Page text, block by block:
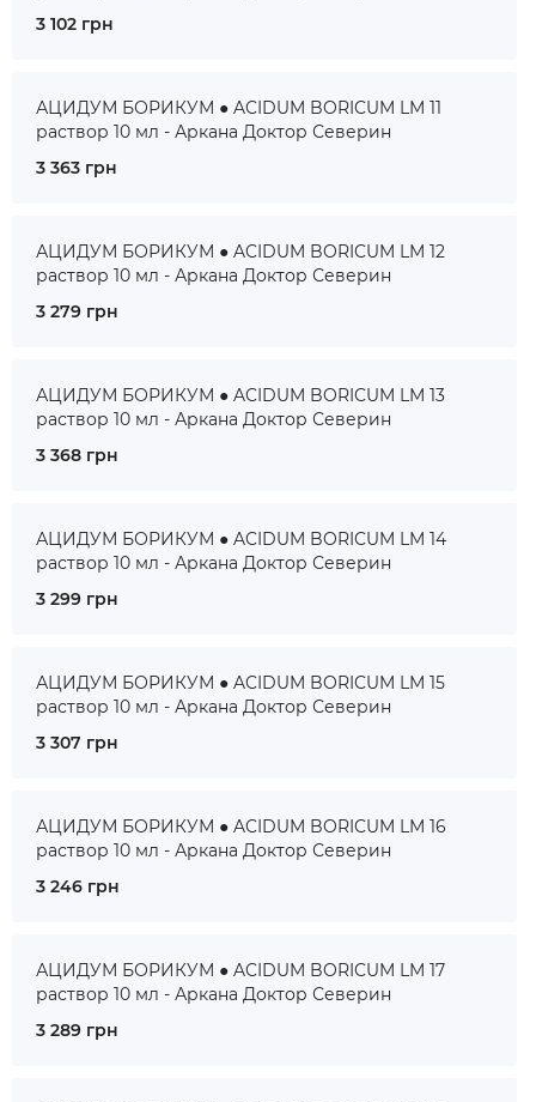
3 102 грн
АЦИДУМ БОРИКУМ ● ACIDUM BORICUM LM 11
раствор 10 мл - Аркана Доктор Северин
3 363 грн
АЦИДУМ БОРИКУМ ● ACIDUM BORICUM LM 12
раствор 10 мл - Аркана Доктор Северин
3 279 грн
АЦИДУМ БОРИКУМ ● ACIDUM BORICUM LM 13
раствор 10 мл - Аркана Доктор Северин
3 368 грн
АЦИДУМ БОРИКУМ ● ACIDUM BORICUM LM 14
раствор 10 мл - Аркана Доктор Северин
3 299 грн
АЦИДУМ БОРИКУМ ● ACIDUM BORICUM LM 15
раствор 10 мл - Аркана Доктор Северин
3 307 грн
АЦИДУМ БОРИКУМ ● ACIDUM BORICUM LM 16
раствор 10 мл - Аркана Доктор Северин
3 246 грн
АЦИДУМ БОРИКУМ ● ACIDUM BORICUM LM 17
раствор 10 мл - Аркана Доктор Северин
3 289 грн